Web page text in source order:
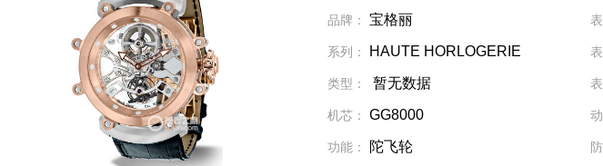
品牌： 宝格丽
系列： HAUTE HORLOGERIE
类型： 暂无数据
机芯： GG8000
功能： 陀飞轮